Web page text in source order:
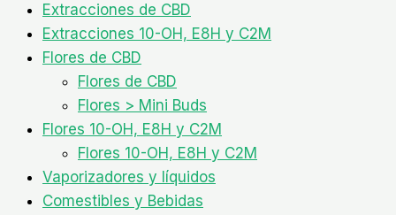
Extracciones de CBD
Extracciones 10-OH, E8H y C2M
Flores de CBD
Flores de CBD
Flores > Mini Buds
Flores 10-OH, E8H y C2M
Flores 10-OH, E8H y C2M
Vaporizadores y líquidos
Comestibles y Bebidas